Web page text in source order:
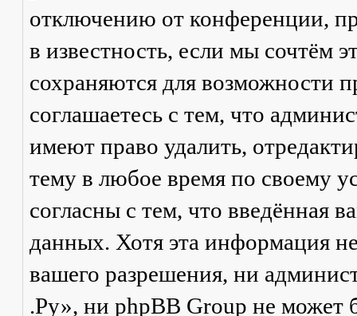
отключению от конференции,
в известность, если мы сочтём
сохраняются для возможности
соглашаетесь с тем, что
имеют право удалить,
тему в любое время по своему
согласны с тем, что введённая
данных. Хотя эта информация
вашего разрешения, ни
.Ру», ни phpBB Group не может